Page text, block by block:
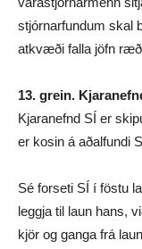
stjórnarfundum skal
atkvæði falla jöfn
13. grein.
Kjaranefnd SÍ er
er kosin á aðalfundi
Sé forseti SÍ í föstu
leggja til laun hans,
kjör og ganga frá